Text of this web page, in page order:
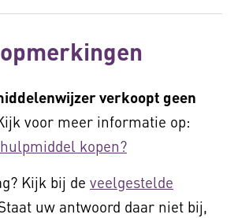
verkoopt geen
voor meer informatie op:
kopen?
Kijk bij de veelgestelde
uw antwoord daar niet bij,